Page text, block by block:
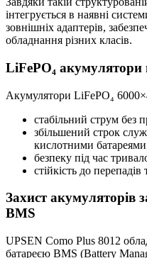
інтегрується в наявні
зовнішніх адаптерів,
обладнання різних класів.
LiFePO₄ акумулятори
Акумулятори LiFePO₄
стабільний струм без
збільшений строк
кислотними
безпеку під час
стійкість до
Захист акумуляторів
BMS
UPSEN Como Plus 8012
батареєю BMS (Battery